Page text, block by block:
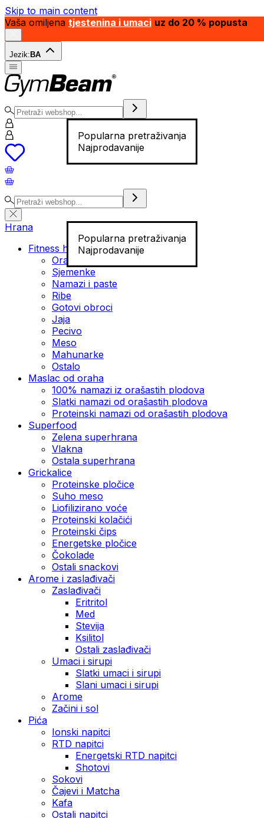
Skip to main content
Vaša omiljena tjestenina i umaci uz do 20 % popusta
Jezik: BA
Popularna pretraživanja
Najprodavanije
Popularna pretraživanja
Najprodavanije
Hrana
Fitness hrana
Orašasti plodovi
Sjemenke
Namazi i paste
Ribe
Gotovi obroci
Jaja
Pecivo
Meso
Mahunarke
Ostalo
Maslac od oraha
100% namazi iz orašastih plodova
Slatki namazi od orašastih plodova
Proteinski namazi od orašastih plodova
Superfood
Zelena superhrana
Vlakna
Ostala superhrana
Grickalice
Proteinske pločice
Suho meso
Liofilizirano voće
Proteinski kolačići
Proteinski čips
Energetske pločice
Čokolade
Ostali snackovi
Arome i zaslađivači
Zaslađivači
Eritritol
Med
Stevija
Ksilitol
Ostali zaslađivači
Umaci i sirupi
Slatki umaci i sirupi
Slani umaci i sirupi
Arome
Začini i sol
Pića
Ionski napitci
RTD napitci
Energetski RTD napitci
Shotovi
Sokovi
Čajevi i Matcha
Kafa
Ostali napitci